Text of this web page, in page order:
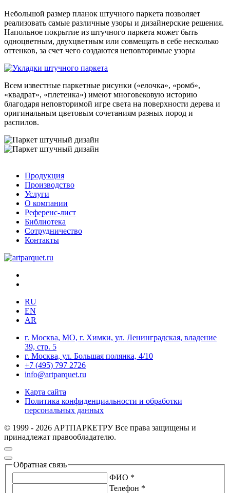
Небольшой размер планок штучного паркета позволяет
реализовать самые различные узоры и дизайнерские решения.
Напольное покрытие из штучного паркета может быть
одноцветным, двухцветным или совмещать в себе несколько
оттенков, за счет чего создаются неповторимые узоры
Всем известные паркетные рисунки («елочка», «ромб»,
«квадрат», «плетенка») имеют многовековую историю
благодаря неповторимой игре света на поверхности дерева и
оригинальным цветовым сочетаниям разных пород и
распилов.
Продукция
Производство
Услуги
О компании
Референс-лист
Библиотека
Сотрудничество
Контакты
RU
EN
AR
г. Москва, МО, г. Химки, ул. Ленинградская, владение
39, стр. 5
г. Москва, ул. Большая полянка, 4/10
+7 (495) 797 2726
info@artparquet.ru
Карта сайта
Политика конфиденциальности и обработки
персональных данных
© 1999 - 2026 АРТПАРКЕТРУ Все права защищены и
принадлежат правообладателю.
Обратная связь
ФИО *
Телефон *